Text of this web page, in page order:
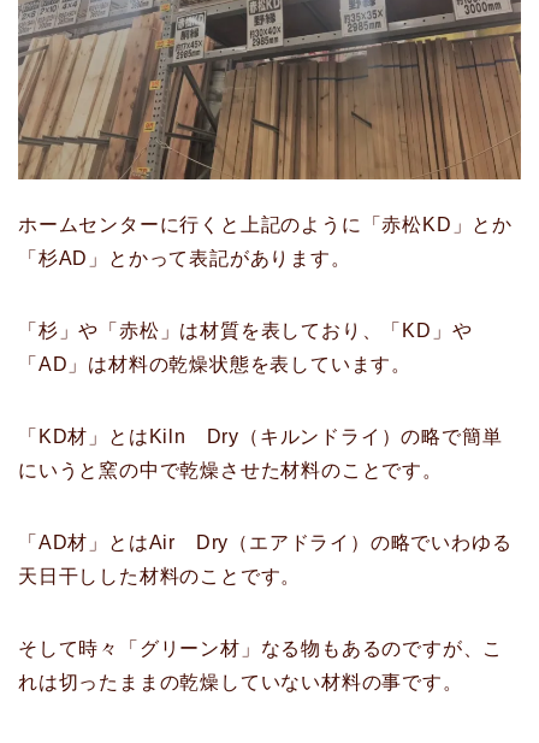
ホームセンターに行くと上記のように「赤松KD」とか
「杉AD」とかって表記があります。
「杉」や「赤松」は材質を表しており、「KD」や
「AD」は材料の乾燥状態を表しています。
「KD材」とはKiln Dry（キルンドライ）の略で簡単
にいうと窯の中で乾燥させた材料のことです。
「AD材」とはAir Dry（エアドライ）の略でいわゆる
天日干しした材料のことです。
そして時々「グリーン材」なる物もあるのですが、こ
れは切ったままの乾燥していない材料の事です。